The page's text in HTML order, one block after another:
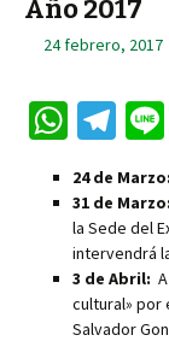
Año 2017
24 febrero, 2017
W
h
at
sA
p
p
Te
le
gr
a
m
24 de Marzo:
31 de Marzo:
la Sede del
intervendrá
3 de Abril:
cultural» por
Salvador